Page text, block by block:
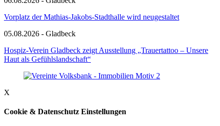
Vorplatz der Mathias-Jakobs-Stadthalle wird neugestaltet
05.08.2026 - Gladbeck
Hospiz-Verein Gladbeck zeigt Ausstellung „Trauertattoo – Unsere
Haut als Gefühlslandschaft“
X
Cookie & Datenschutz Einstellungen